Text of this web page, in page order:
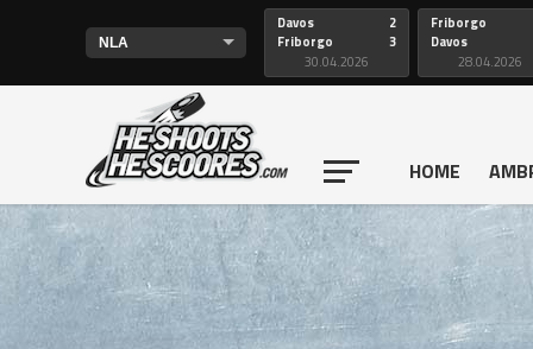
Davos
Friborgo
2
3
30.04.2026
Friborgo
Davos
28.04.2026
HOME